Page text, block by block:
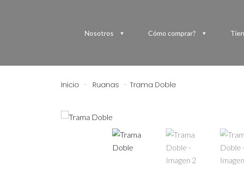
Nosotros Cómo comprar?
Inicio - Ruanas - Trama Doble